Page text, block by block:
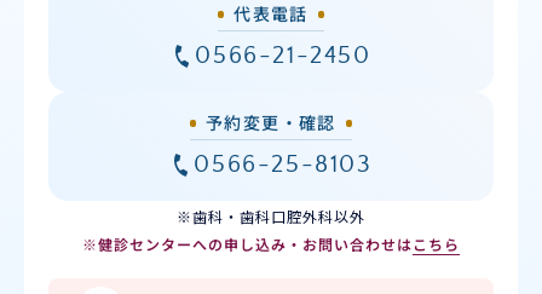
代表電話
0566-21-2450
予約変更・確認
0566-25-8103
※歯科・歯科口腔外科以外
※健診センターへの申し込み・お問い合わせはこちら